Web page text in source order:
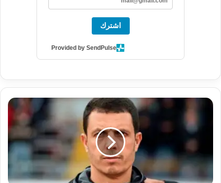
اشترك
Provided by SendPulse
ج
س